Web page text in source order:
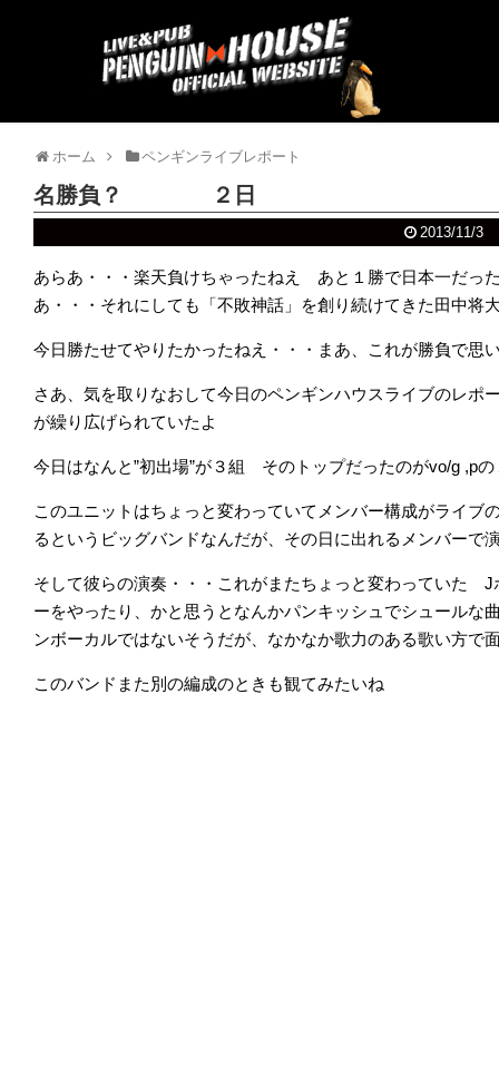
ホーム ペンギンライブレポート
名勝負？ ２日
2013/11/3
あらあ・・・楽天負けちゃったねえ あと１勝で日本一だっ
あ・・・それにしても「不敗神話」を創り続けてきた田中将
今日勝たせてやりたかったねえ・・・まあ、これが勝負で思
さあ、気を取りなおして今日のペンギンハウスライブのレポ
が繰り広げられていたよ
今日はなんと”初出場”が３組 そのトップだったのがvo/g ,p
このユニットはちょっと変わっていてメンバー構成がライブ
るというビッグバンドなんだが、その日に出れるメンバーで
そして彼らの演奏・・・これがまたちょっと変わっていた J
ーをやったり、かと思うとなんかパンキッシュでシュールな
ンボーカルではないそうだが、なかなか歌力のある歌い方で
このバンドまた別の編成のときも観てみたいね